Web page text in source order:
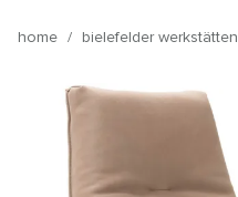
home / bielefelder werkstätten